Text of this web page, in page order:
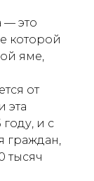
— это
которой
яме,
от
эта
и с
граждан,
тысяч